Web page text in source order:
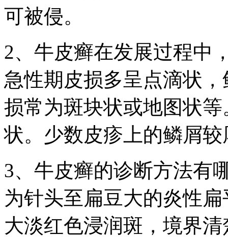
可被侵。
2、牛皮癣在发展过程中
急性期皮损多呈点滴状
损常为斑块状或地图状
状。少数皮疹上的鳞屑
3、牛皮癣的诊断方法有
为针头至扁豆大的炎性
大淡红色浸润斑，境界